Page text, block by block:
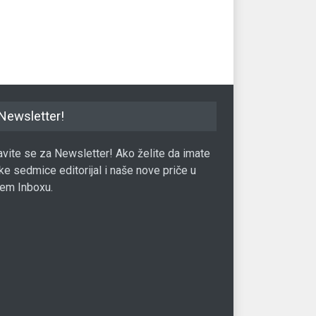
se za Newsletter! Ako želite da imate
sedmice editorijal i naše nove priče u
Inboxu.